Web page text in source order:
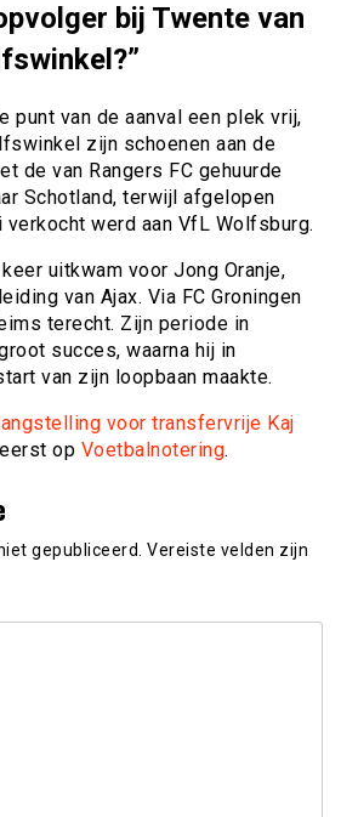
bij Twente van
punt van de aanval een plek vrij,
zijn schoenen aan de
de van Rangers FC gehuurde
Schotland, terwijl afgelopen
werd aan VfL Wolfsburg.
uitkwam voor Jong Oranje,
van Ajax. Via FC Groningen
terecht. Zijn periode in
succes, waarna hij in
van zijn loopbaan maakte.
voor transfervrije Kaj
op Voetbalnotering.
gepubliceerd. Vereiste velden zijn